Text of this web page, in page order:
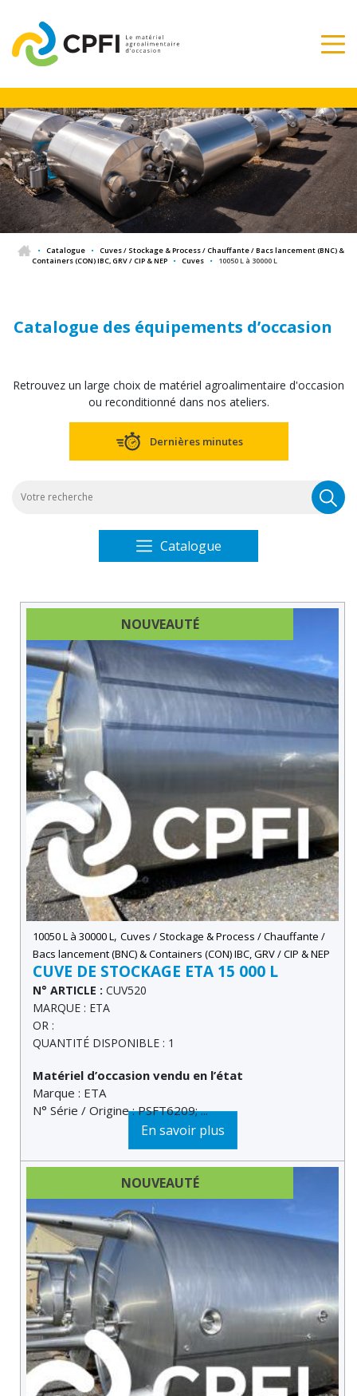
• Catalogue •
Cuves / Stockage & Process / Chauffante / Bacs lancement (BNC) &
Containers (CON) IBC, GRV / CIP & NEP
• Cuves • 10050 L à 30000 L
Catalogue des équipements d’occasion
Retrouvez un large choix de matériel agroalimentaire d'occasion
ou reconditionné dans nos ateliers.
Dernières minutes
Catalogue
NOUVEAUTÉ
10050 L à 30000 L , Cuves / Stockage & Process / Chauffante /
Bacs lancement (BNC) & Containers (CON) IBC, GRV / CIP & NEP
CUVE DE STOCKAGE ETA 15 000 L
N° ARTICLE : CUV520
MARQUE : ETA
OR :
QUANTITÉ DISPONIBLE : 1
En savoir plus
Matériel d’occasion vendu en l’état
Marque : ETA
N° Série / Origine : PSFT6209; ...
NOUVEAUTÉ